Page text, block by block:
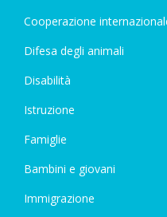
Cooperazione
Difesa degli animali
Disabilità
Istruzione
Famiglie
Bambini e giovani
Immigrazione